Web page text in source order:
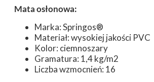
Mata osłonowa:
Marka: Springos®
Materiał: wysokiej jakości PVC
Kolor: ciemnoszary
Gramatura: 1,4 kg/m2
Liczba wzmocnień: 16